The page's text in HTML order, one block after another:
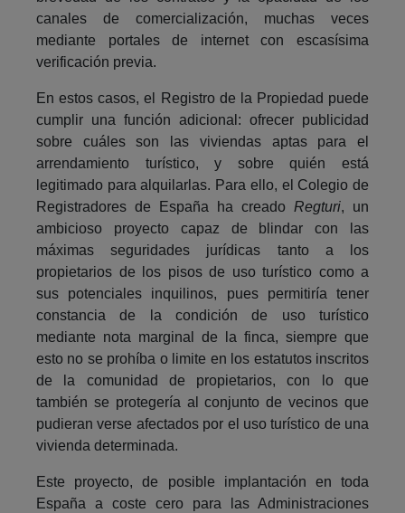
canales de comercialización, muchas veces
mediante portales de internet con escasísima
verificación previa.
En estos casos, el Registro de la Propiedad puede
cumplir una función adicional: ofrecer publicidad
sobre cuáles son las viviendas aptas para el
arrendamiento turístico, y sobre quién está
legitimado para alquilarlas. Para ello, el Colegio de
Registradores de España ha creado Regturi, un
ambicioso proyecto capaz de blindar con las
máximas seguridades jurídicas tanto a los
propietarios de los pisos de uso turístico como a
sus potenciales inquilinos, pues permitiría tener
constancia de la condición de uso turístico
mediante nota marginal de la finca, siempre que
esto no se prohíba o limite en los estatutos inscritos
de la comunidad de propietarios, con lo que
también se protegería al conjunto de vecinos que
pudieran verse afectados por el uso turístico de una
vivienda determinada.
Este proyecto, de posible implantación en toda
España a coste cero para las Administraciones